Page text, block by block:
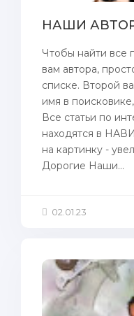
НАШИ
Чтобы найти все
вам автора,
списке. Второй
имя в
Все статьи по
находятся в
на картинку -
Дорогие Наши...
02.01.23